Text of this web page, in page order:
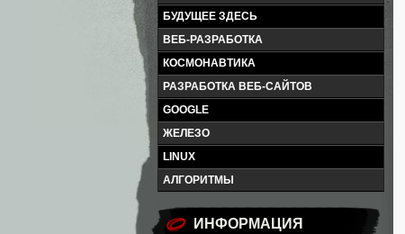
БУДУЩЕЕ ЗДЕСЬ
ВЕБ-РАЗРАБОТКА
КОСМОНАВТИКА
РАЗРАБОТКА ВЕБ-САЙТОВ
GOOGLE
ЖЕЛЕЗО
LINUX
АЛГОРИТМЫ
ИНФОРМАЦИЯ